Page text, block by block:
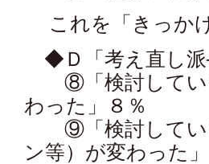
これを「きっか
◆Ｄ「考え直し派
⑧「検討してい
わった」８％
⑨「検討してい
ン等）が変わった